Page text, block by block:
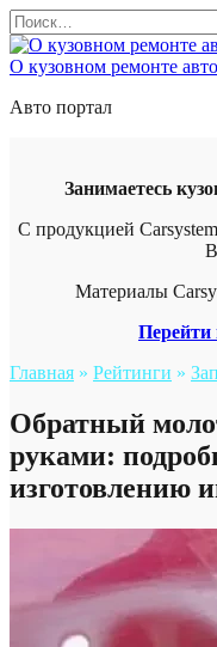
Перейти
к
содержанию
Search
for:
О кузовном ремонте
Авто портал
Занимаетесь
С продукцией
Материалы
Перейти
Главная » Рейтинги »
Обратный
руками:
изготовлению